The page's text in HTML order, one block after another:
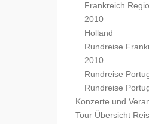
Frankreich
2010
Holland
Rundreise
2010
Rundreise
Rundreise
Konzerte und
Tour Übersicht